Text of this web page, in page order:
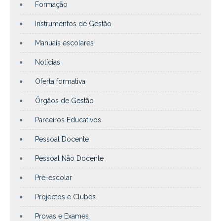
Formação
Instrumentos de Gestão
Manuais escolares
Notícias
Oferta formativa
Órgãos de Gestão
Parceiros Educativos
Pessoal Docente
Pessoal Não Docente
Pré-escolar
Projectos e Clubes
Provas e Exames